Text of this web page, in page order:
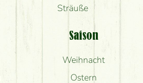
Sträuße
Saison
Weihnacht
Ostern